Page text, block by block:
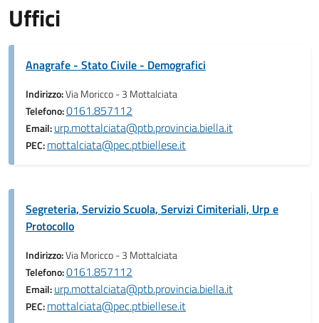
Uffici
Anagrafe - Stato Civile - Demografici
Indirizzo:Via Moricco - 3 Mottalciata
Telefono:0161.857112
Email:urp.mottalciata@ptb.provincia.biella.it
PEC:mottalciata@pec.ptbiellese.it
Segreteria, Servizio Scuola, Servizi Cimiteriali, Urp e
Protocollo
Indirizzo:Via Moricco - 3 Mottalciata
Telefono:0161.857112
Email:urp.mottalciata@ptb.provincia.biella.it
PEC:mottalciata@pec.ptbiellese.it